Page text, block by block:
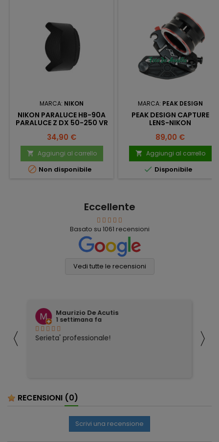
MARCA: NIKON
NIKON PARALUCE HB-90A
PARALUCE Z DX 50-250 VR
Prezzo
34,90 €
 Aggiungi al carrello
 Non disponibile
MARCA: PEAK DESIGN
PEAK DESIGN CAPTURE
LENS-NIKON
Prezzo
89,00 €
 Aggiungi al carrello
 Disponibile
Eccellente
Basato su 1061 recensioni
Vedi tutte le recensioni
〈
Maurizio De Acutis
1 settimana fa
Serieta' professionale! 〉
RECENSIONI (0)
Scrivi una recensione